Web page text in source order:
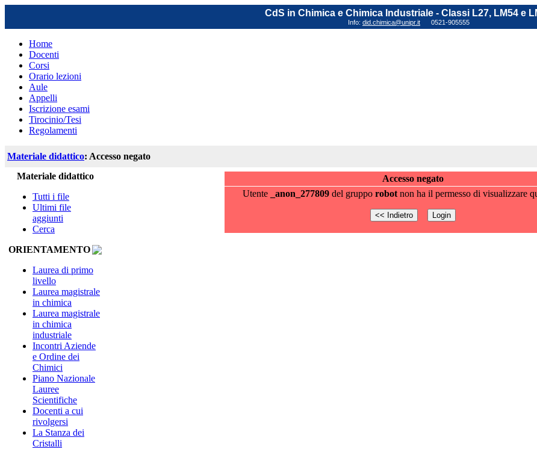
CdS in Chimica e Chimica Industriale - Classi L27, LM54 e
Info: did.chimica@unipr.it 0521-905555
Home
Docenti
Corsi
Orario lezioni
Aule
Appelli
Iscrizione esami
Tirocinio/Tesi
Regolamenti
Materiale didattico: Accesso negato
Materiale didattico
Tutti i file
Ultimi file
aggiunti
Cerca
ORIENTAMENTO
Laurea di primo
livello
Laurea magistrale
in chimica
Laurea magistrale
in chimica
industriale
Incontri Aziende
e Ordine dei
Chimici
Piano Nazionale
Lauree
Scientifiche
Docenti a cui
rivolgersi
La Stanza dei
Cristalli
Accesso negato
Utente
_anon_277809del gruppo robotnon ha il permesso di visualizzare